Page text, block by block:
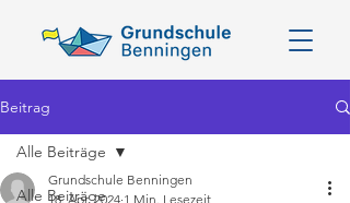
Beitrag
Alle Beiträge
Alle Beiträge
Grundschule Benningen
18. Apr. 2024 1 Min. Lesezeit